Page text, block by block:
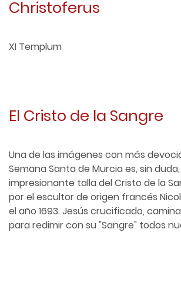
Christoferus
XI Templum
El Cristo de la Sangre
Una de las imágenes con más
Semana Santa de Murcia es, sin
impresionante talla del Cristo de la
por el escultor de origen francés
el año 1693. Jesús crucificado,
para redimir con su "Sangre" todos